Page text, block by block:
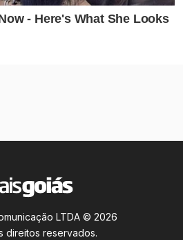
LTDA © 2026
direitos reservados.